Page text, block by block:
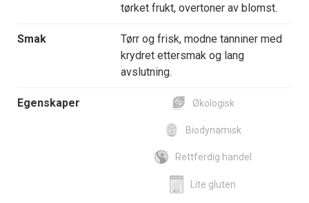
tørket frukt, overtoner av blomst.
Smak
Tørr og frisk, modne tanniner med
krydret ettersmak og lang
avslutning.
Egenskaper Økologisk
Biodynamisk
Rettferdig handel
Lite gluten